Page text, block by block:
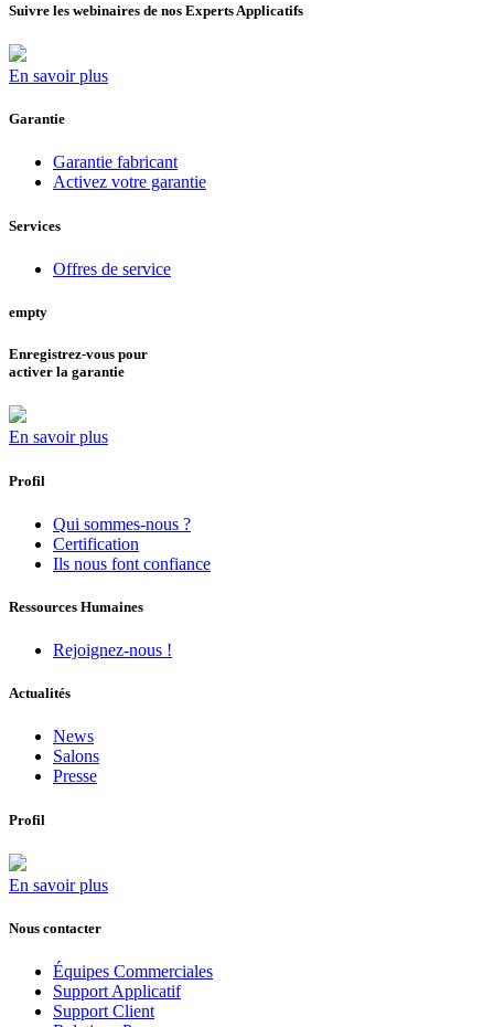
Suivre les webinaires de nos Experts Applicatifs
En savoir plus
Garantie
Garantie fabricant
Activez votre garantie
Services
Offres de service
empty
Enregistrez-vous pour
activer la garantie
En savoir plus
Profil
Qui sommes-nous ?
Certification
Ils nous font confiance
Ressources Humaines
Rejoignez-nous !
Actualités
News
Salons
Presse
Profil
En savoir plus
Nous contacter
Équipes Commerciales
Support Applicatif
Support Client